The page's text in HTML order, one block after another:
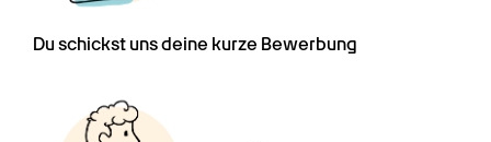
Du schickst uns deine kurze Bewerbung